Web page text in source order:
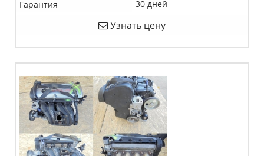
Гарантия
30 дней
Узнать цену